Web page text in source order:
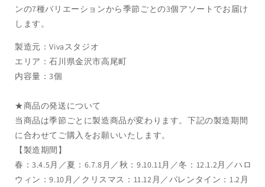
ンの7種バリエーションから季節ごとの3個アソートでお届け
します。
製造元：Vivaスタジオ
エリア：石川県金沢市高尾町
内容量：3個
★商品の発送について
当商品は季節ごとに製造商品が変わります。下記の製造期間
に合わせてご購入をお願いいたします。
【製造期間】
春：3.4.5月／夏：6.7.8月／秋：9.10.11月／冬：12.1.2月／ハロ
ウィン：9.10月／クリスマス：11.12月／バレンタイン：1.2月